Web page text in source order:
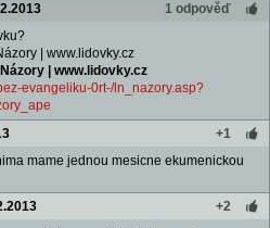
1 odpověď
| www.lidovky.cz
| www.lidovky.cz
evangeliku-0rt-/ln_nazory.asp?
+1
mame jednou mesicne ekumenickou
+2